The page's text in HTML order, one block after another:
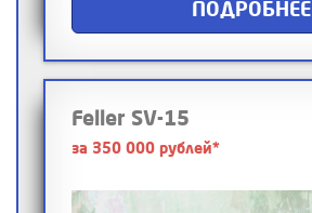
ПОДРОБНЕЕ
Feller SV-15
за 350 000 рублей*